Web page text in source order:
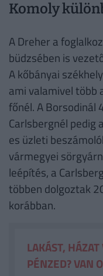
Komoly
A Dreher a
büdzsében is
A kőbányai
ami valamivel
főnél. A Borsodinál
Carlsbergnél
es üzleti
vármegyei
leépítés, a
többen dolgoztak
korábban.
LAKÁST,
PÉNZED? VAN